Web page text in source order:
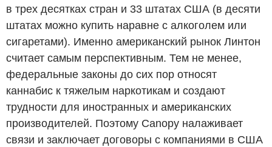
в трех десятках стран и 33 штатах США (в десяти
штатах можно купить наравне с алкоголем или
сигаретами). Именно американский рынок Линтон
считает самым перспективным. Тем не менее,
федеральные законы до сих пор относят
каннабис к тяжелым наркотикам и создают
трудности для иностранных и американских
производителей. Поэтому Canopy налаживает
связи и заключает договоры с компаниями в США